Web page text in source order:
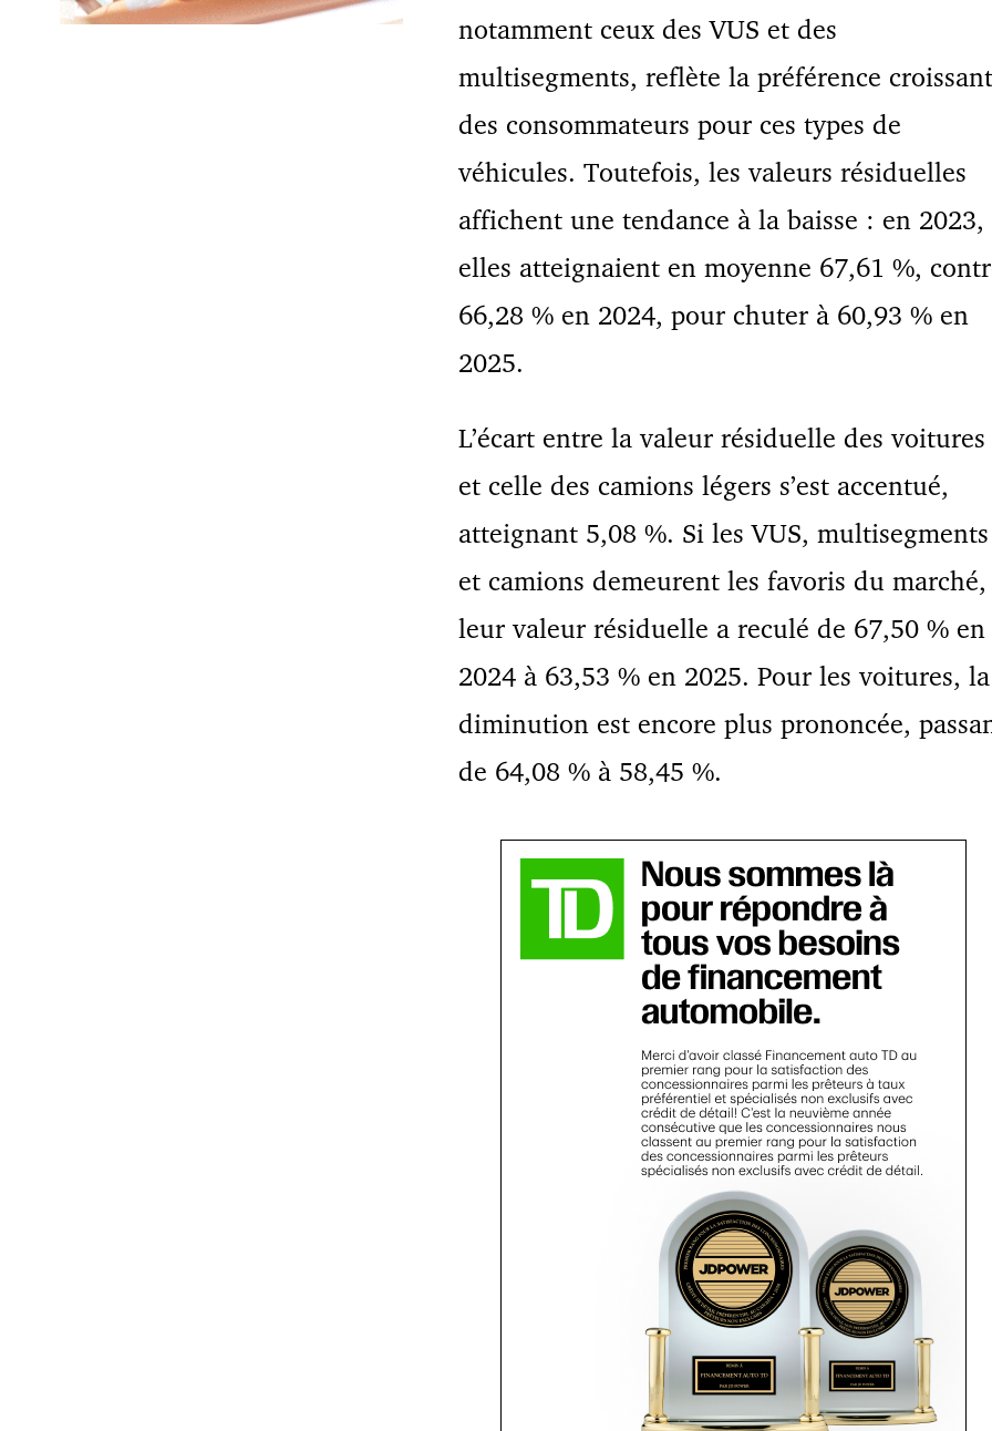
notamment ceux des VUS et des
multisegments, reflète la préférence
des consommateurs pour ces types de
véhicules. Toutefois, les valeurs résiduelles
affichent une tendance à la baisse : en 2023,
elles atteignaient en moyenne 67,61 %,
66,28 % en 2024, pour chuter à 60,93 % en
2025.
L’écart entre la valeur résiduelle des voitures
et celle des camions légers s’est accentué,
atteignant 5,08 %. Si les VUS, multisegments
et camions demeurent les favoris du marché,
leur valeur résiduelle a reculé de 67,50 % en
2024 à 63,53 % en 2025. Pour les voitures, la
diminution est encore plus prononcée,
de 64,08 % à 58,45 %.